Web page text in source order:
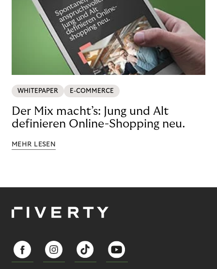
WHITEPAPER E-COMMERCE
Der Mix macht’s: Jung und Alt
definieren Online-Shopping neu.
MEHR LESEN